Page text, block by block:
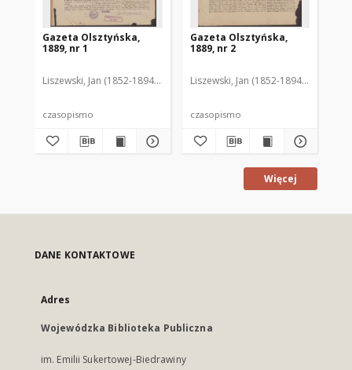
Gazeta Olsztyńska,
1889, nr 1
Liszewski, Jan (1852-1894). Red.
czasopismo
Gazeta Olsztyńska,
1889, nr 2
Liszewski, Jan (1852-1894). Red.
czasopismo
Więcej
DANE KONTAKTOWE
Adres
Wojewódzka Biblioteka Publiczna
im. Emilii Sukertowej-Biedrawiny